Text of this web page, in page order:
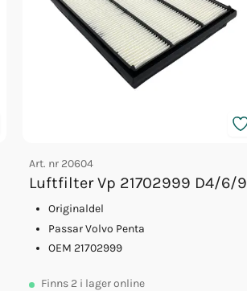
Art. nr 20604
Luftfilter Vp 21702999 D4/6/9
Originaldel
Passar Volvo Penta
OEM 21702999
Finns 2 i lager online